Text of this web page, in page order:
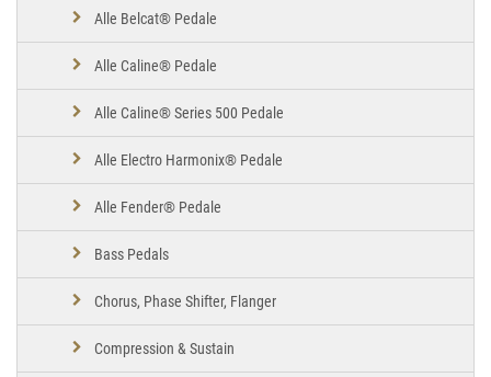
Alle Belcat® Pedale
Alle Caline® Pedale
Alle Caline® Series 500 Pedale
Alle Electro Harmonix® Pedale
Alle Fender® Pedale
Bass Pedals
Chorus, Phase Shifter, Flanger
Compression & Sustain